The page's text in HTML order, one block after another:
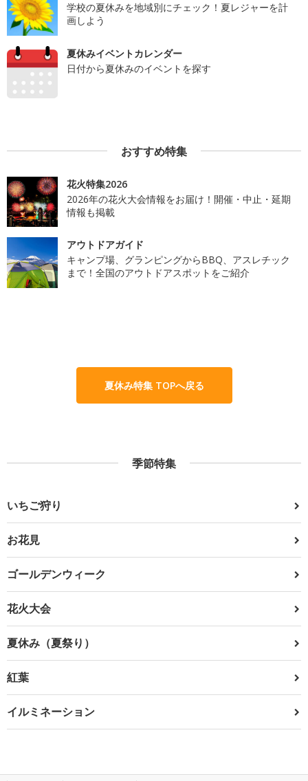
学校の夏休みを地域別にチェック！夏レジャーを計
画しよう
夏休みイベントカレンダー
日付から夏休みのイベントを探す
おすすめ特集
花火特集2026
2026年の花火大会情報をお届け！開催・中止・延期
情報も掲載
アウトドアガイド
キャンプ場、グランピングからBBQ、アスレチック
まで！全国のアウトドアスポットをご紹介
夏休み特集 TOPへ戻る
季節特集
いちご狩り
お花見
ゴールデンウィーク
花火大会
夏休み（夏祭り）
紅葉
イルミネーション